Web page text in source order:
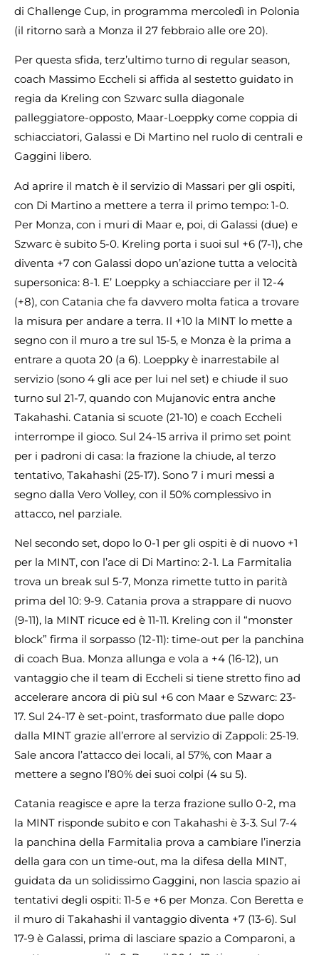
di Challenge Cup, in programma mercoledì in Polonia
(il ritorno sarà a Monza il 27 febbraio alle ore 20).
Per questa sfida, terz’ultimo turno di regular season,
coach Massimo Eccheli si affida al sestetto guidato in
regia da Kreling con Szwarc sulla diagonale
palleggiatore-opposto, Maar-Loeppky come coppia di
schiacciatori, Galassi e Di Martino nel ruolo di centrali e
Gaggini libero.
Ad aprire il match è il servizio di Massari per gli ospiti,
con Di Martino a mettere a terra il primo tempo: 1-0.
Per Monza, con i muri di Maar e, poi, di Galassi (due) e
Szwarc è subito 5-0. Kreling porta i suoi sul +6 (7-1), che
diventa +7 con Galassi dopo un’azione tutta a velocità
supersonica: 8-1. E’ Loeppky a schiacciare per il 12-4
(+8), con Catania che fa davvero molta fatica a trovare
la misura per andare a terra. Il +10 la MINT lo mette a
segno con il muro a tre sul 15-5, e Monza è la prima a
entrare a quota 20 (a 6). Loeppky è inarrestabile al
servizio (sono 4 gli ace per lui nel set) e chiude il suo
turno sul 21-7, quando con Mujanovic entra anche
Takahashi. Catania si scuote (21-10) e coach Eccheli
interrompe il gioco. Sul 24-15 arriva il primo set point
per i padroni di casa: la frazione la chiude, al terzo
tentativo, Takahashi (25-17). Sono 7 i muri messi a
segno dalla Vero Volley, con il 50% complessivo in
attacco, nel parziale.
Nel secondo set, dopo lo 0-1 per gli ospiti è di nuovo +1
per la MINT, con l’ace di Di Martino: 2-1. La Farmitalia
trova un break sul 5-7, Monza rimette tutto in parità
prima del 10: 9-9. Catania prova a strappare di nuovo
(9-11), la MINT ricuce ed è 11-11. Kreling con il “monster
block” firma il sorpasso (12-11): time-out per la panchina
di coach Bua. Monza allunga e vola a +4 (16-12), un
vantaggio che il team di Eccheli si tiene stretto fino ad
accelerare ancora di più sul +6 con Maar e Szwarc: 23-
17. Sul 24-17 è set-point, trasformato due palle dopo
dalla MINT grazie all’errore al servizio di Zappoli: 25-19.
Sale ancora l’attacco dei locali, al 57%, con Maar a
mettere a segno l’80% dei suoi colpi (4 su 5).
Catania reagisce e apre la terza frazione sullo 0-2, ma
la MINT risponde subito e con Takahashi è 3-3. Sul 7-4
la panchina della Farmitalia prova a cambiare l’inerzia
della gara con un time-out, ma la difesa della MINT,
guidata da un solidissimo Gaggini, non lascia spazio ai
tentativi degli ospiti: 11-5 e +6 per Monza. Con Beretta e
il muro di Takahashi il vantaggio diventa +7 (13-6). Sul
17-9 è Galassi, prima di lasciare spazio a Comparoni, a